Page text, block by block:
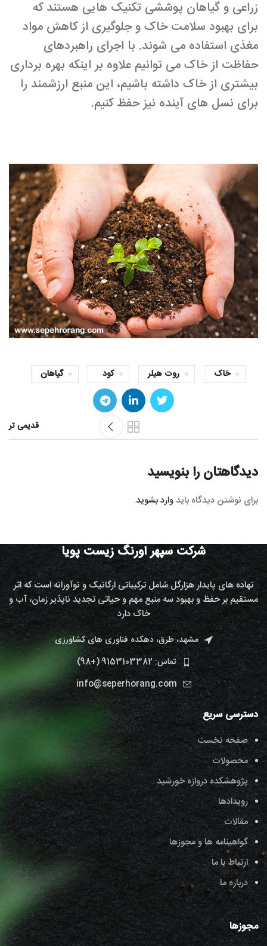
زراعی و گیاهان پوششی تکنیک­ هایی هستند که
برای بهبود سلامت خاک و جلوگیری از کاهش مواد
مغذی استفاده می ­شوند. با اجرای راهبردهای
حفاظت از خاک می توانیم علاوه بر اینکه بهره برداری
بیشتری از خاک داشته باشیم، این منبع ارزشمند را
برای نسل­ های آینده نیز حفظ کنیم.
خاک روت هیلر کود گیاهان
قدیمی تر
دیدگاهتان را بنویسید
برای نوشتن دیدگاه بایدوارد بشوید.
شرکت سپهر اورنگ زیست پویا
نهاده های پایدار هزارگل شامل ترکیباتی ارگانیک و نوآورانه است که اثر
مستقیم بر حفظ و بهبود سه منبع مهم و حیاتی تجدید ناپذیر زمان، آب و
خاک دارد
مشهد، طرق، دهکده فناوری های کشاورزی
تماس: 9153103382 (+98)
info@seperhorang.com
دسترسی سریع
صفحه نخست
محصولات
پژوهشکده دروازه خورشید
رویدادها
مقالات
گواهینامه ها و مجوزها
ارتباط با ما
درباره ما
مجوزها